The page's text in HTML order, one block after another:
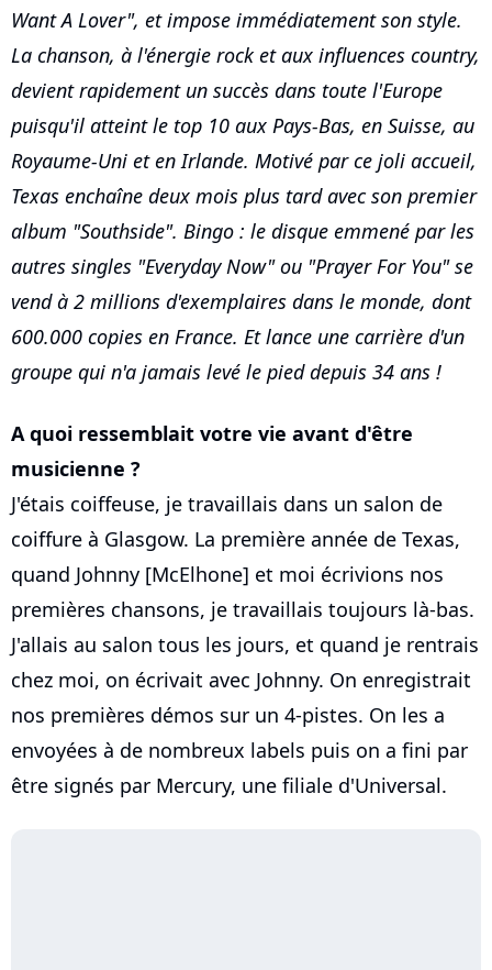
Want A Lover", et impose immédiatement son style.
La chanson, à l'énergie rock et aux influences country,
devient rapidement un succès dans toute l'Europe
puisqu'il atteint le top 10 aux Pays-Bas, en Suisse, au
Royaume-Uni et en Irlande. Motivé par ce joli accueil,
Texas enchaîne deux mois plus tard avec son premier
album "Southside". Bingo : le disque emmené par les
autres singles "Everyday Now" ou "Prayer For You" se
vend à 2 millions d'exemplaires dans le monde, dont
600.000 copies en France. Et lance une carrière d'un
groupe qui n'a jamais levé le pied depuis 34 ans !
A quoi ressemblait votre vie avant d'être
musicienne ?
J'étais coiffeuse, je travaillais dans un salon de
coiffure à Glasgow. La première année de Texas,
quand Johnny [McElhone] et moi écrivions nos
premières chansons, je travaillais toujours là-bas.
J'allais au salon tous les jours, et quand je rentrais
chez moi, on écrivait avec Johnny. On enregistrait
nos premières démos sur un 4-pistes. On les a
envoyées à de nombreux labels puis on a fini par
être signés par Mercury, une filiale d'Universal.